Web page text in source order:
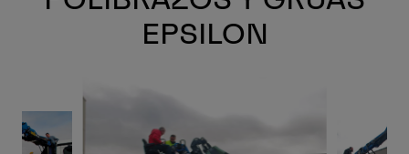
EPSILON